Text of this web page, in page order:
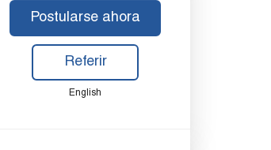
Postularse ahora
Referir
English